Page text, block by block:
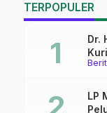
TERPOPULER
Dr.
LP